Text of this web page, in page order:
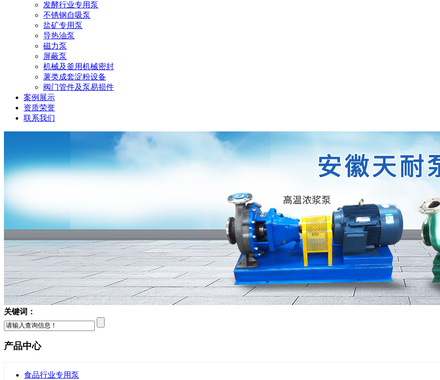
发酵行业专用泵
不锈钢自吸泵
盐矿专用泵
导热油泵
磁力泵
屏蔽泵
机械及釜用机械密封
薯类成套淀粉设备
阀门管件及泵易损件
案例展示
资质荣誉
联系我们
关键词：
产品中心
食品行业专用泵